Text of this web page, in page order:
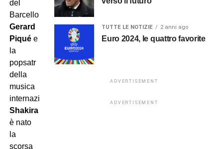
del
Barcellona
Gerard
Piquée
la
popsatr
della
musica
internazionale
Shakira
è nato
la
scorsa
TUTTE LE NOTIZIE 2 anni ago
Euro 2024, le quattro favorite
ADVERTISEMENT
ADVERTISEMENT